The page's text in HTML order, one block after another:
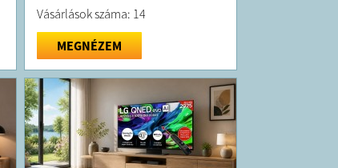
Vásárlások száma: 14
MEGNÉZEM